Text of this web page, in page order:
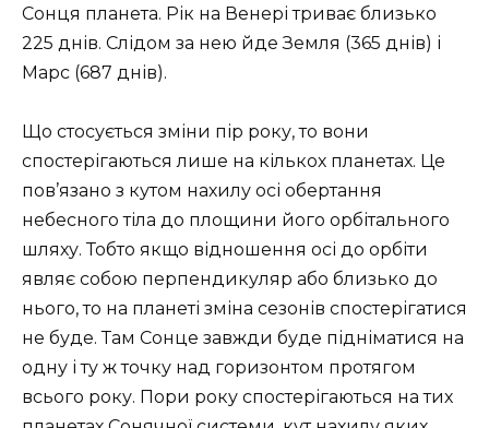
Сонця планета. Рік на Венері триває близько
225 днів. Слідом за нею йде Земля (365 днів) і
Марс (687 днів).
Що стосується зміни пір року, то вони
спостерігаються лише на кількох планетах. Це
пов’язано з кутом нахилу осі обертання
небесного тіла до площини його орбітального
шляху. Тобто якщо відношення осі до орбіти
являє собою перпендикуляр або близько до
нього, то на планеті зміна сезонів спостерігатися
не буде. Там Сонце завжди буде підніматися на
одну і ту ж точку над горизонтом протягом
всього року. Пори року спостерігаються на тих